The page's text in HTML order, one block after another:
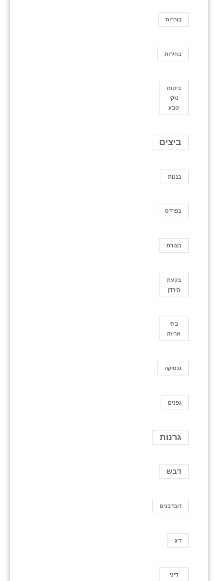
בוררות
בחירות
ביטוח
נזקי
טבע
ביצים
בננות
בפרדס
בצורת
בקעת
הירדן
בתי
אריזה
גנטיקה
גפנים
גרנות
דבש
דובדבנים
דיג
דיני